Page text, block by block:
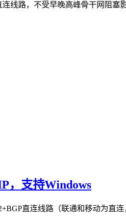
线路，不受早晚高峰骨干网阻
，支持Windows
直连线路（联通和移动为直